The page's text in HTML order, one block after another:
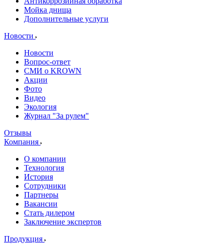
Мойка днища
Дополнительные услуги
Новости
Новости
Вопрос-ответ
СМИ о KROWN
Акции
Фото
Видео
Экология
Журнал "За рулем"
Отзывы
Компания
О компании
Технология
История
Сотрудники
Партнеры
Вакансии
Стать дилером
Заключение экспертов
Продукция